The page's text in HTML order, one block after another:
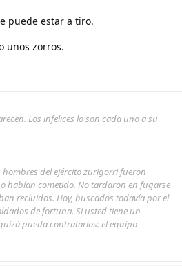
puede estar a tiro.
unos zorros.
Los infelices lo son cada uno a su
hombres del ejército zurigorri fueron
habían cometido. No tardaron en fugarse
recluidos. Hoy, buscados todavía por el
de fortuna. Si usted tiene un
pueda contratarlos: el equipo